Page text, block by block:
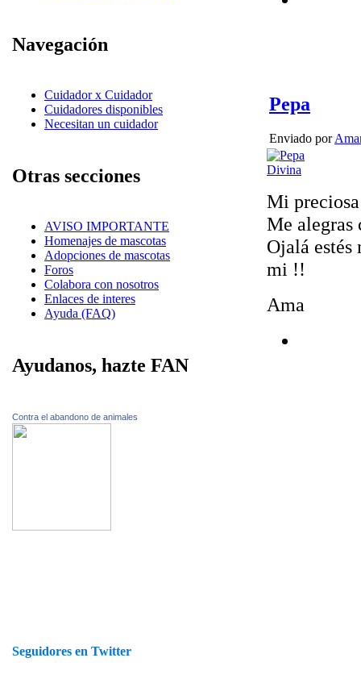
Navegación
Cuidador x Cuidador
Cuidadores disponibles
Necesitan un cuidador
Otras secciones
AVISO IMPORTANTE
Homenajes de mascotas
Adopciones de mascotas
Foros
Colabora con nosotros
Enlaces de interes
Ayuda (FAQ)
Ayudanos, hazte FAN
Contra el abandono de animales
Seguidores en Twitter
Pepa
Enviado por
Mi
Me alegras
Ojalá
mi !!
Ama